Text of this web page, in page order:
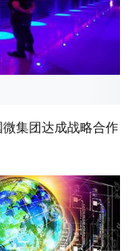
集团达成战略合作